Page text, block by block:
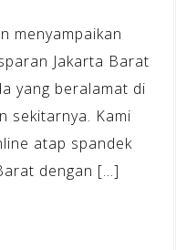
menyampaikan
Jakarta Barat
yang beralamat di
sekitarnya. Kami
atap spandek
dengan […]